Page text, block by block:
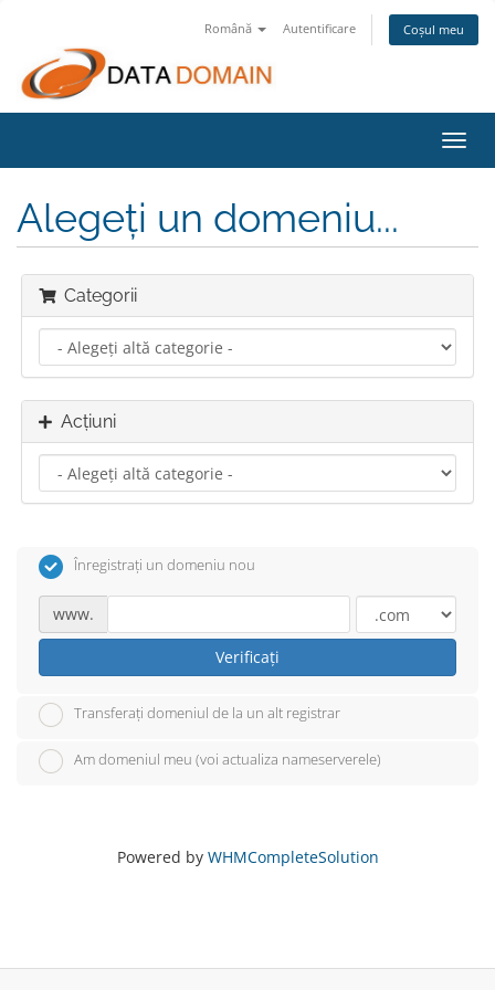
Română Autentificare Coșul meu
Alegeți un domeniu...
Categorii
Acțiuni
Înregistrați un domeniu nou
www.
Verificați
Transferați domeniul de la un alt registrar
Am domeniul meu (voi actualiza nameserverele)
Powered by WHMCompleteSolution